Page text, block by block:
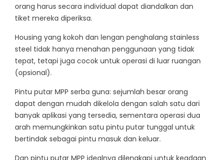
orang harus secara individual dapat diandalkan dan
tiket mereka diperiksa.
Housing yang kokoh dan lengan penghalang stainless
steel tidak hanya menahan penggunaan yang tidak
tepat, tetapi juga cocok untuk operasi di luar ruangan
(opsional).
Pintu putar MPP serba guna: sejumlah besar orang
dapat dengan mudah dikelola dengan salah satu dari
banyak aplikasi yang tersedia, sementara operasi dua
arah memungkinkan satu pintu putar tunggal untuk
bertindak sebagai pintu masuk dan keluar.
Dan pintu putar MPP idealnya dilengkapi untuk keadaan